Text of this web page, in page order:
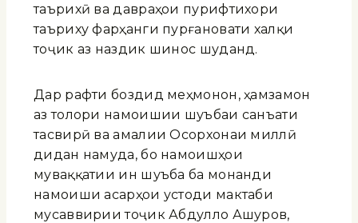
таърихӣ ва давраҳои пурифтихори
таъриху фарҳанги пурғановати халқи
тоҷик аз наздик шинос шуданд.
Дар рафти боздид меҳмонон, ҳамзамон
аз толори намоишии шуъбаи санъати
тасвирӣ ва амалии Осорхонаи миллӣ
дидан намуда, бо намоишҳои
муваққатии ин шуъба ба монанди
намоиши асарҳои устоди мактаби
мусаввирии тоҷик Абдулло Ашуров,